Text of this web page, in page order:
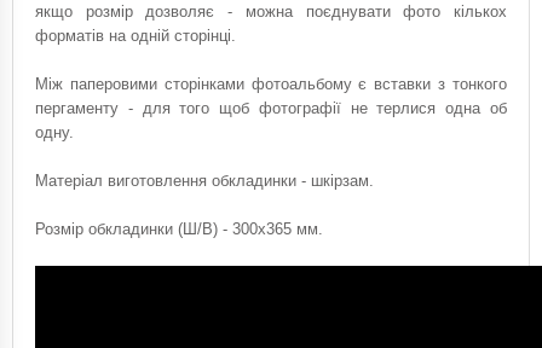
якщо розмір дозволяє - можна поєднувати фото кількох
форматів на одній сторінці.
Між паперовими сторінками фотоальбому є вставки з тонкого
пергаменту - для того щоб фотографії не терлися одна об
одну.
Матеріал виготовлення обкладинки - шкірзам.
Розмір обкладинки (Ш/В) - 300х365 мм.